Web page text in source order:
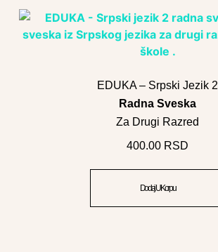
EDUKA – Srpski Jezik 2
Radna Sveska
Za Drugi Razred
400.00 RSD
Dodaj U Korpu